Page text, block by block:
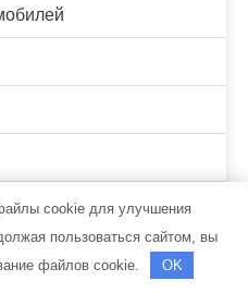
мастерская
комплекс
cookie для улучшения
пользоваться сайтом, вы
файлов cookie.
OK